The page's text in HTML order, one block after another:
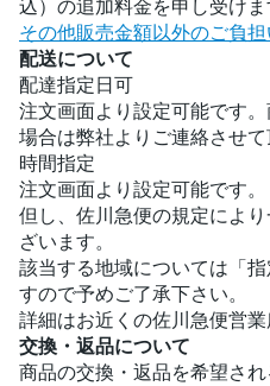
込）の追加料金を申し受けま
その他販売金額以外のご負
配送について
配達指定日可
注文画面より設定可能です
場合は弊社よりご連絡させて
時間指定
注文画面より設定可能です。
但し、佐川急便の規定によ
ざいます。
該当する地域については「
すので予めご了承下さい。
詳細はお近くの佐川急便営
交換・返品について
商品の交換・返品を希望され